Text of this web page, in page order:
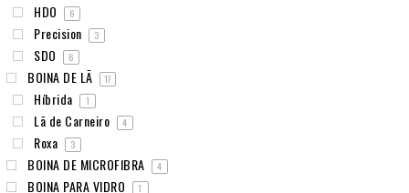
HDO 6
Precision 3
SDO 6
BOINA DE LÃ 17
Híbrida 1
Lã de Carneiro 4
Roxa 3
BOINA DE MICROFIBRA 4
BOINA PARA VIDRO 1